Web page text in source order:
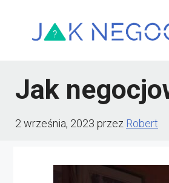
Jak
2 września, 2023 przez Robert